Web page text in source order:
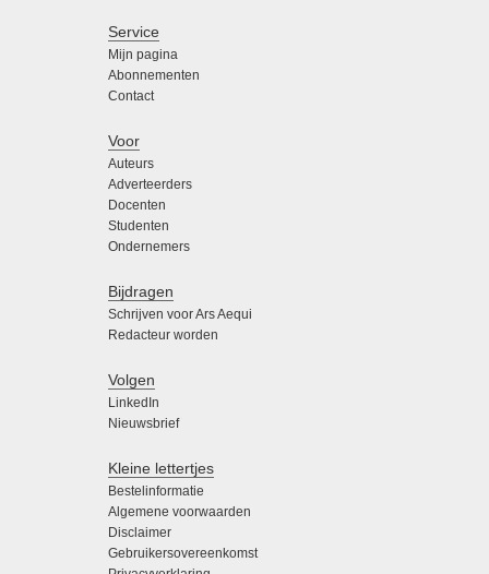
Service
Mijn pagina
Abonnementen
Contact
Voor
Auteurs
Adverteerders
Docenten
Studenten
Ondernemers
Bijdragen
Schrijven voor Ars Aequi
Redacteur worden
Volgen
LinkedIn
Nieuwsbrief
Kleine lettertjes
Bestelinformatie
Algemene voorwaarden
Disclaimer
Gebruikersovereenkomst